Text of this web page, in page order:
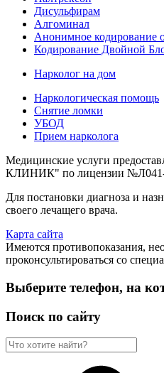
Дисульфирам
Алгоминал
Анонимное кодирование
Кодирование Двойной
Нарколог на дом
Наркологическая помощь
Снятие ломки
УБОД
Прием нарколога
Медицинские услуги
КЛИНИК" по лицензии №Л041-
Для постановки диагноза и
своего лечащего врача.
Карта сайта
Имеются противопоказания,
проконсультироваться со
Выберите телефон, на
Поиск по сайту